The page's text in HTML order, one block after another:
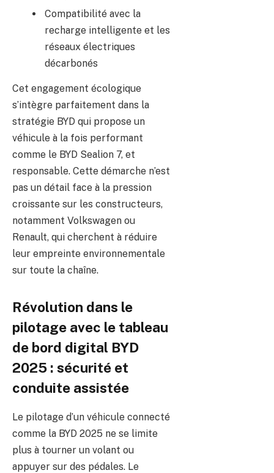
Compatibilité avec la
recharge intelligente et les
réseaux électriques
décarbonés
Cet engagement écologique
s’intègre parfaitement dans la
stratégie BYD qui propose un
véhicule à la fois performant
comme le BYD Sealion 7, et
responsable. Cette démarche n’est
pas un détail face à la pression
croissante sur les constructeurs,
notamment Volkswagen ou
Renault, qui cherchent à réduire
leur empreinte environnementale
sur toute la chaîne.
Révolution dans le
pilotage avec le tableau
de bord digital BYD
2025 : sécurité et
conduite assistée
Le pilotage d’un véhicule connecté
comme la BYD 2025 ne se limite
plus à tourner un volant ou
appuyer sur des pédales. Le